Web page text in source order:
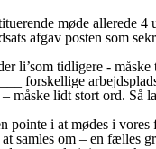
møde allerede
afgav posten som
li’som tidligere -
forskellige
måske lidt stort ord.
pointe i at mødes i
samles om – en fælles